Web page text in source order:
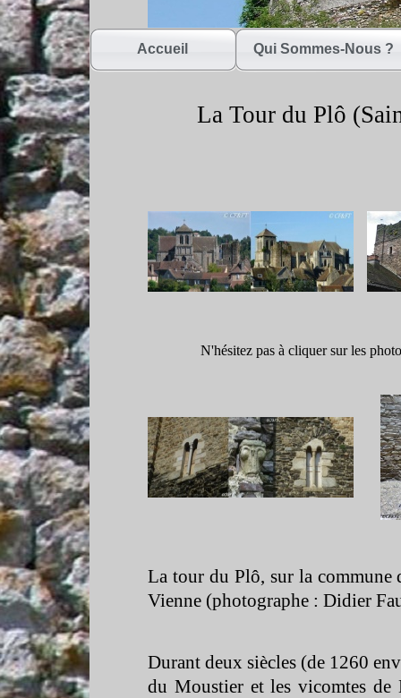
Accueil Qui Sommes-Nous ?
La Tour du Plô
N'hésitez pas à cliquer sur les
La tour du Plô, sur la commune
Vienne (photographe : Didier
Durant deux siècles (de 1260
du Moustier et les vicomtes